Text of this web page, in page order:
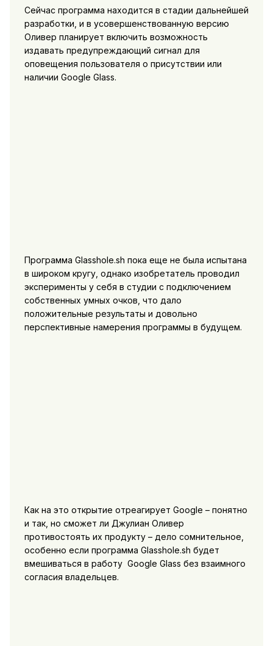
Сейчас программа находится в стадии дальнейшей
разработки, и в усовершенствованную версию
Оливер планирует включить возможность
издавать предупреждающий сигнал для
оповещения пользователя о присутствии или
наличии Google Glass.
Программа Glasshole.sh пока еще не была испытана
в широком кругу, однако изобретатель проводил
эксперименты у себя в студии с подключением
собственных умных очков, что дало
положительные результаты и довольно
перспективные намерения программы в будущем.
Как на это открытие отреагирует Google – понятно
и так, но сможет ли Джулиан Оливер
противостоять их продукту – дело сомнительное,
особенно если программа Glasshole.sh будет
вмешиваться в работу Google Glass без взаимного
согласия владельцев.